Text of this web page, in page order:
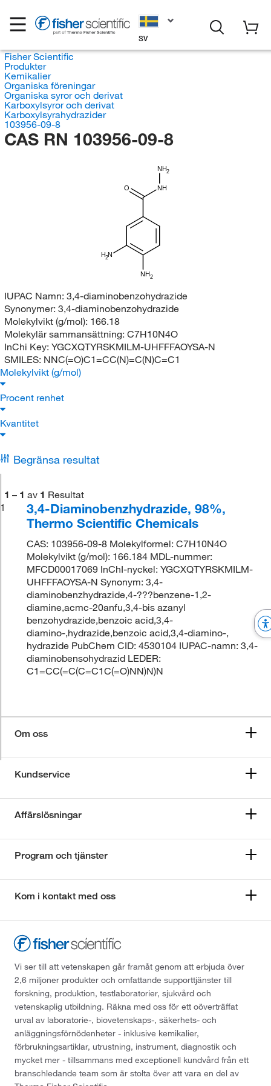
SV
Fisher Scientific
Produkter
Kemikalier
Organiska föreningar
Organiska syror och derivat
Karboxylsyror och derivat
Karboxylsyrahydrazider
103956-09-8
CAS RN 103956-09-8
O NH
NH2
H2N
NH2
IUPAC Namn: 3,4-diaminobenzohydrazide
Synonymer: 3,4-diaminobenzohydrazide
Molekylvikt (g/mol): 166.18
Molekylär sammansättning: C7H10N4O
InChi Key: YGCXQTYRSKMILM-UHFFFAOYSA-N
SMILES: NNC(=O)C1=CC(N)=C(N)C=C1
Molekylvikt (g/mol)
Procent renhet
Kvantitet
Begränsa resultat
1 – 1 av 1 Resultat
1
3,4-Diaminobenzhydrazide, 98%,
Thermo Scientific Chemicals
CAS: 103956-09-8 Molekylformel: C7H10N4O
Molekylvikt (g/mol): 166.184 MDL-nummer:
MFCD00017069 InChI-nyckel: YGCXQTYRSKMILM-
UHFFFAOYSA-N Synonym: 3,4-
diaminobenzhydrazide,4-???benzene-1,2-
diamine,acmc-20anfu,3,4-bis azanyl
benzohydrazide,benzoic acid,3,4-
diamino-,hydrazide,benzoic acid,3,4-diamino-,
hydrazide PubChem CID: 4530104 IUPAC-namn: 3,4-
diaminobensohydrazid LEDER:
C1=CC(=C(C=C1C(=O)NN)N)N
Om oss
Kundservice
Affärslösningar
Program och tjänster
Kom i kontakt med oss
Vi ser till att vetenskapen går framåt genom att erbjuda över
2,6 miljoner produkter och omfattande supporttjänster till
forskning, produktion, testlaboratorier, sjukvård och
vetenskaplig utbildning. Räkna med oss för ett oöverträffat
urval av laboratorie-, biovetenskaps-, säkerhets- och
anläggningsförnödenheter - inklusive kemikalier,
förbrukningsartiklar, utrustning, instrument, diagnostik och
mycket mer - tillsammans med exceptionell kundvård från ett
branschledande team som är stolta över att vara en del av